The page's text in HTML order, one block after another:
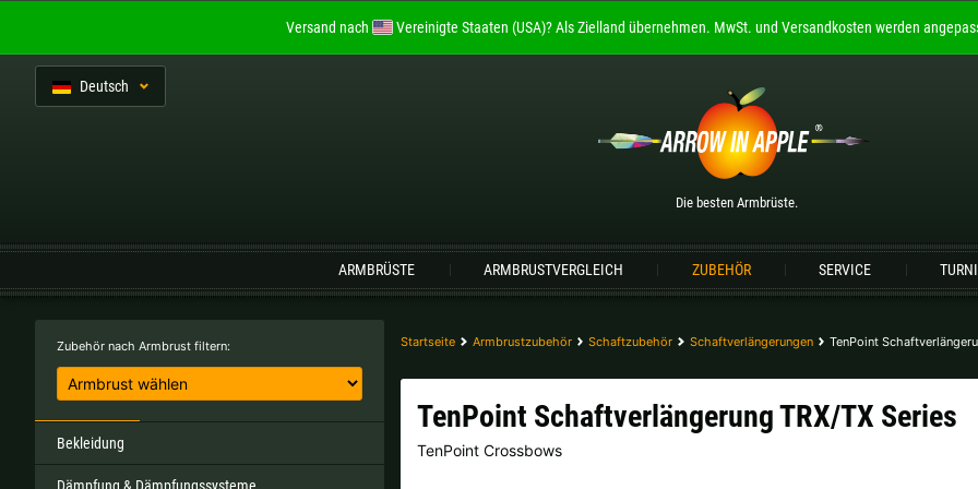
Deutsch
Die besten Armbrüste.
ARMBRÜSTE ARMBRUSTVERGLEICH ZUBEHÖR SERVICE
Zubehör nach Armbrust filtern:
Bekleidung
Startseite Armbrustzubehör Schaftzubehör Schaftverlängerungen TenPoint
TenPoint Schaftverlängerung TRX/TX Series
TenPoint Crossbows
Willkommen beiARROW IN APPLE
Die besten Armbrüste.
Bitte wählen Sie Ihre Sprache aus:
Deutsch (DE)
Bitte wählen Sie Ihre Versandregion:
Belgien | лв Deutschland |€ Estland |€
Italien |€ Kroatien | kn
Portugal |
Versand nach Vereinigte Staaten (USA)?Als Zielland übernehmen. MwSt. und Versandkosten werden